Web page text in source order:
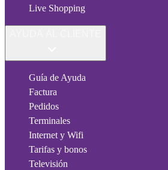
Live Shopping
Guía de Ayuda
Factura
Pedidos
Terminales
Internet y Wifi
Tarifas y bonos
Televisión